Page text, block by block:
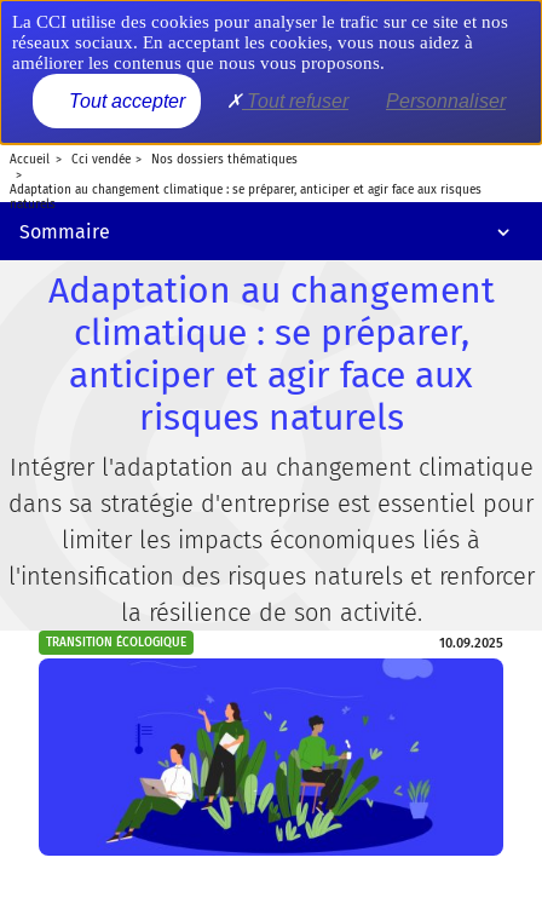
Aller
au
contenu
principal
MENU
accueil cci vendée nos dossiers thématiques
adaptation au changement climatique : se préparer, anticiper et agir face aux risques
naturels
Sommaire
Adaptation au changement climatique : un enjeu stratégique pour les
Éval’Adaptation au changement climatique : un accompagnement
gratuit pour les entreprises
Adaptation au changement climatique : une opportunité de
transformation
Adaptation au changement
climatique : se préparer,
anticiper et agir face aux
risques naturels
Intégrer l'adaptation au changement climatique
dans sa stratégie d'entreprise est essentiel pour
limiter les impacts économiques liés à
l'intensification des risques naturels et renforcer
la résilience de son activité.
TRANSITION ÉCOLOGIQUE 10.09.2025
Panneau de gestion des cookies
La CCI utilise des cookies pour analyser le trafic sur ce site et nos
réseaux sociaux. En acceptant les cookies, vous nous aidez à
améliorer les contenus que nous vous proposons.
Tout accepter Tout refuser Personnaliser